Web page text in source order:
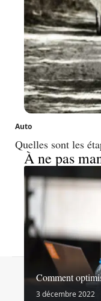
Auto
Quelles sont les
À ne pas
Comment
3 décembre 2022©